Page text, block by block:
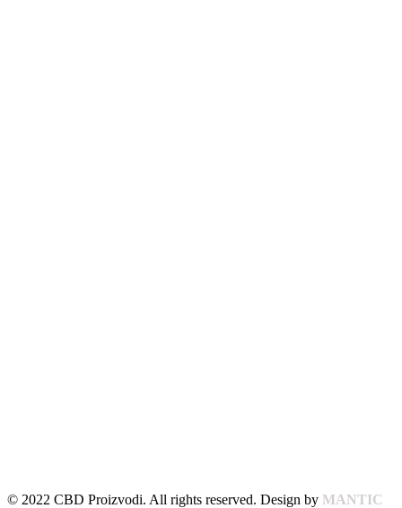
© 2022 CBD Proizvodi. All rights reserved. Design by MANTIC